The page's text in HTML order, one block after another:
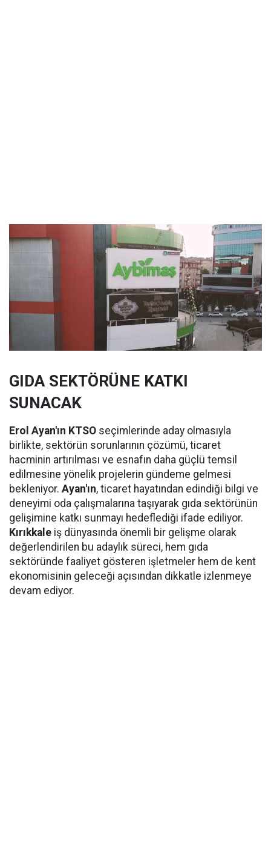
GIDA SEKTÖRÜNE KATKI
SUNACAK
Erol Ayan'ın KTSO seçimlerinde aday olmasıyla
birlikte, sektörün sorunlarının çözümü, ticaret
hacminin artırılması ve esnafın daha güçlü temsil
edilmesine yönelik projelerin gündeme gelmesi
bekleniyor. Ayan'ın, ticaret hayatından edindiği bilgi ve
deneyimi oda çalışmalarına taşıyarak gıda sektörünün
gelişimine katkı sunmayı hedeflediği ifade ediliyor.
Kırıkkale iş dünyasında önemli bir gelişme olarak
değerlendirilen bu adaylık süreci, hem gıda
sektöründe faaliyet gösteren işletmeler hem de kent
ekonomisinin geleceği açısından dikkatle izlenmeye
devam ediyor.